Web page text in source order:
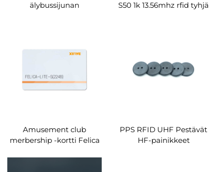
älybussijunan
S50 1k 13.56mhz rfid tyhjä
Amusement club
merbership -kortti Felica
PPS RFID UHF Pestävät
HF-painikkeet